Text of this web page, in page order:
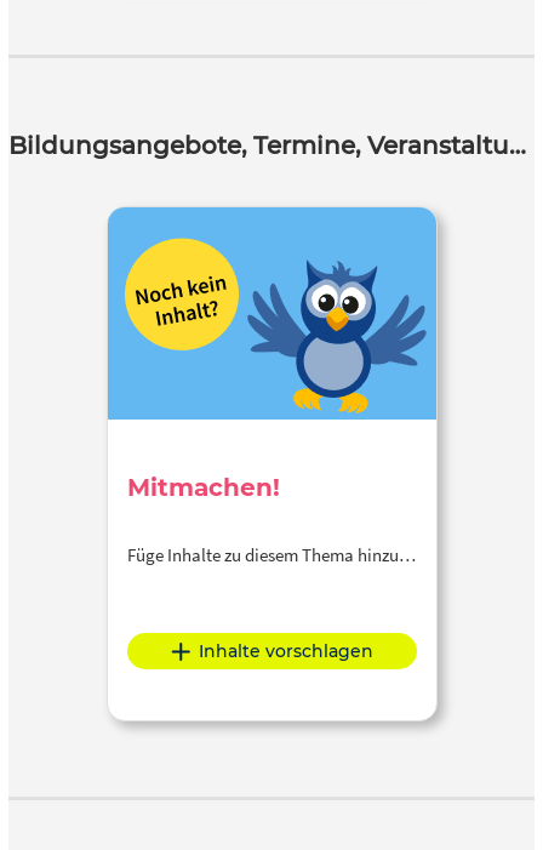
Bildungsangebote, Termine, Veranstaltungen
Mitmachen!
Füge Inhalte zu diesem Thema hinzu…
Inhalte vorschlagen